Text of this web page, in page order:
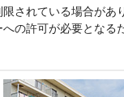
されている場合が
の許可が必要となる